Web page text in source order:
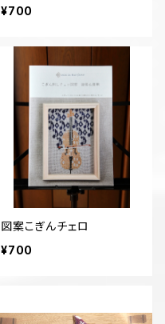
¥700
図案こぎんチェロ
¥700